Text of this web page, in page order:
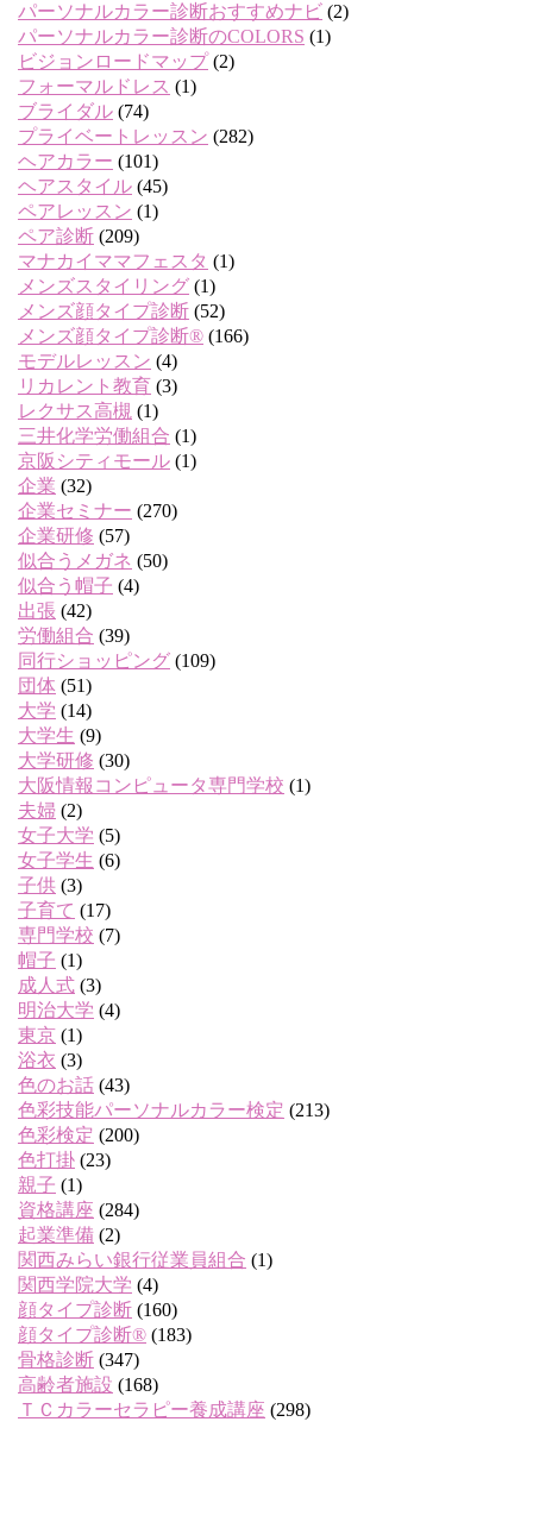
パーソナルカラー診断おすすめナビ (2)
パーソナルカラー診断のCOLORS (1)
ビジョンロードマップ(2)
フォーマルドレス (1)
ブライダル (74)
プライベートレッスン (282)
ヘアカラー (101)
ヘアスタイル (45)
ペアレッスン (1)
ペア診断 (209)
マナカイママフェスタ (1)
メンズスタイリング (1)
メンズ顔タイプ診断 (52)
メンズ顔タイプ診断® (166)
モデルレッスン (4)
リカレント教育 (3)
レクサス高槻 (1)
三井化学労働組合 (1)
京阪シティモール (1)
企業 (32)
企業セミナー (270)
企業研修 (57)
似合うメガネ (50)
似合う帽子 (4)
出張 (42)
労働組合 (39)
同行ショッピング (109)
団体 (51)
大学 (14)
大学生 (9)
大学研修 (30)
大阪情報コンピュータ専門学校 (1)
夫婦 (2)
女子大学 (5)
女子学生 (6)
子供 (3)
子育て (17)
専門学校 (7)
帽子 (1)
成人式 (3)
明治大学 (4)
東京 (1)
浴衣 (3)
色のお話 (43)
色彩技能パーソナルカラー検定 (213)
色彩検定 (200)
色打掛 (23)
親子 (1)
資格講座 (284)
起業準備 (2)
関西みらい銀行従業員組合 (1)
関西学院大学 (4)
顔タイプ診断 (160)
顔タイプ診断® (183)
骨格診断 (347)
高齢者施設 (168)
ＴＣカラーセラピー養成講座 (298)